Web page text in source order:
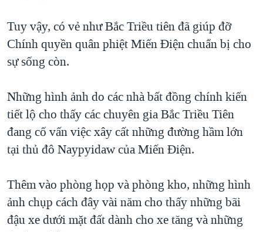
Tuy vậy, có vẻ như Bắc Triều tiên đã giúp đỡ
Chính quyền quân phiệt Miến Điện chuẩn bị cho
sự sống còn.
Những hình ảnh do các nhà bất đồng chính kiến
tiết lộ cho thấy các chuyên gia Bắc Triều Tiên
đang cố vấn việc xây cất những đường hầm lớn
tại thủ đô Naypyidaw của Miến Điện.
Thêm vào phòng họp và phòng kho, những hình
ảnh chụp cách đây vài năm cho thấy những bãi
đậu xe dưới mặt đất dành cho xe tăng và những